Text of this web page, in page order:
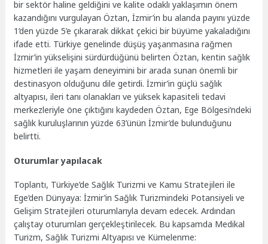
bir sektör haline geldiğini ve kalite odaklı yaklaşımın önem
kazandığını vurgulayan Öztan, İzmir’in bu alanda payını yüzde
1’den yüzde 5’e çıkararak dikkat çekici bir büyüme yakaladığını
ifade etti. Türkiye genelinde düşüş yaşanmasına rağmen
İzmir’in yükselişini sürdürdüğünü belirten Öztan, kentin sağlık
hizmetleri ile yaşam deneyimini bir arada sunan önemli bir
destinasyon olduğunu dile getirdi. İzmir’in güçlü sağlık
altyapısı, ileri tanı olanakları ve yüksek kapasiteli tedavi
merkezleriyle öne çıktığını kaydeden Öztan, Ege Bölgesi’ndeki
sağlık kuruluşlarının yüzde 63’ünün İzmir’de bulunduğunu
belirtti.
Oturumlar yapılacak
Toplantı, Türkiye’de Sağlık Turizmi ve Kamu Stratejileri ile
Ege’den Dünyaya: İzmir’in Sağlık Turizmindeki Potansiyeli ve
Gelişim Stratejileri oturumlarıyla devam edecek. Ardından
çalıştay oturumları gerçekleştirilecek. Bu kapsamda Medikal
Turizm, Sağlık Turizmi Altyapısı ve Kümelenme: